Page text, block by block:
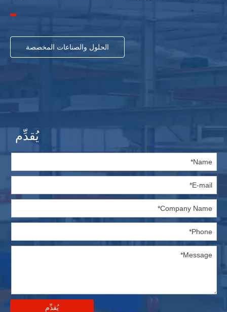
الحلول والصناعات المخصصة
يُقدِّم
يُقدِّم